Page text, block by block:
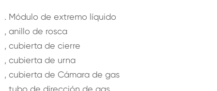
. Módulo de extremo líquido
, anillo de rosca
, cubierta de cierre
, cubierta de urna
, cubierta de Cámara de gas
, tubo de dirección de gas